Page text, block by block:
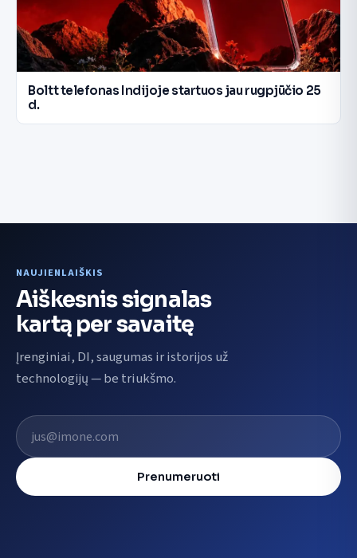
Boltt telefonas Indijoje startuos jau rugpjūčio 25
d.
NAUJIENLAIŠKIS
Aiškesnis signalas
kartą per savaitę
Įrenginiai, DI, saugumas ir istorijos už
technologijų — be triukšmo.
El. pašto adresas
Prenumeruoti